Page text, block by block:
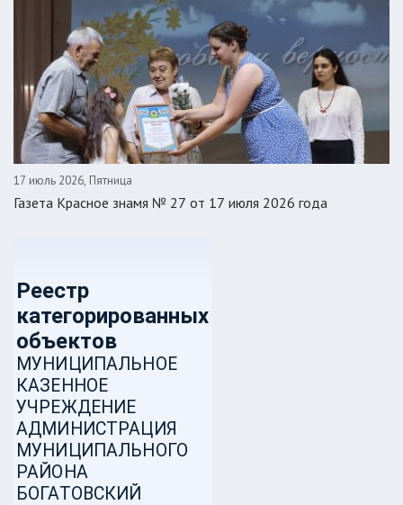
17 июль 2026, Пятница
Газета Красное знамя № 27 от 17 июля 2026 года